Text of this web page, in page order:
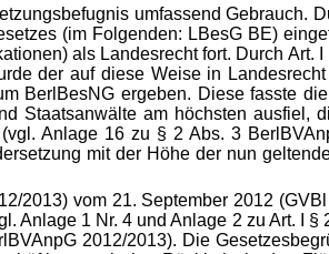
umfassend Gebrauch.
(im Folgenden: LBesG BE)
als Landesrecht fort. Durch Art. I
der auf diese Weise in
BerlBesNG ergeben. Diese fasste
Staatsanwälte am höchsten ausfiel,
Anlage 16 zu § 2 Abs. 3
mit der Höhe der nun
2013) vom 21. September 2012
1 Nr. 4 und Anlage 2 zu Art. I §
2012/2013). Die Ge